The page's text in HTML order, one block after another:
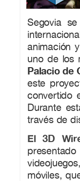
Segovia
animación
uno de los
Palacio de
este
convertido
Durante
través de
El 3D
presentado
móviles,